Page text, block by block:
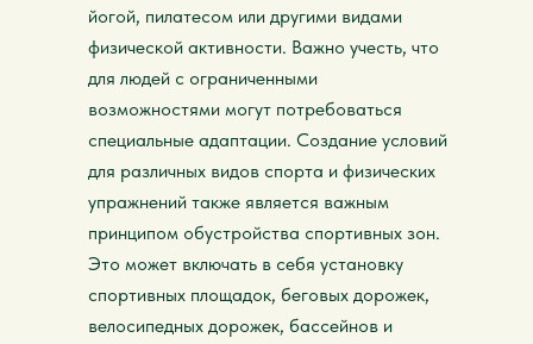
йогой, пилатесом или другими видами
физической активности. Важно учесть, что
для людей с ограниченными
возможностями могут потребоваться
специальные адаптации. Создание условий
для различных видов спорта и физических
упражнений также является важным
принципом обустройства спортивных зон.
Это может включать в себя установку
спортивных площадок, беговых дорожек,
велосипедных дорожек, бассейнов и